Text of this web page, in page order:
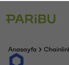
Anasayfa